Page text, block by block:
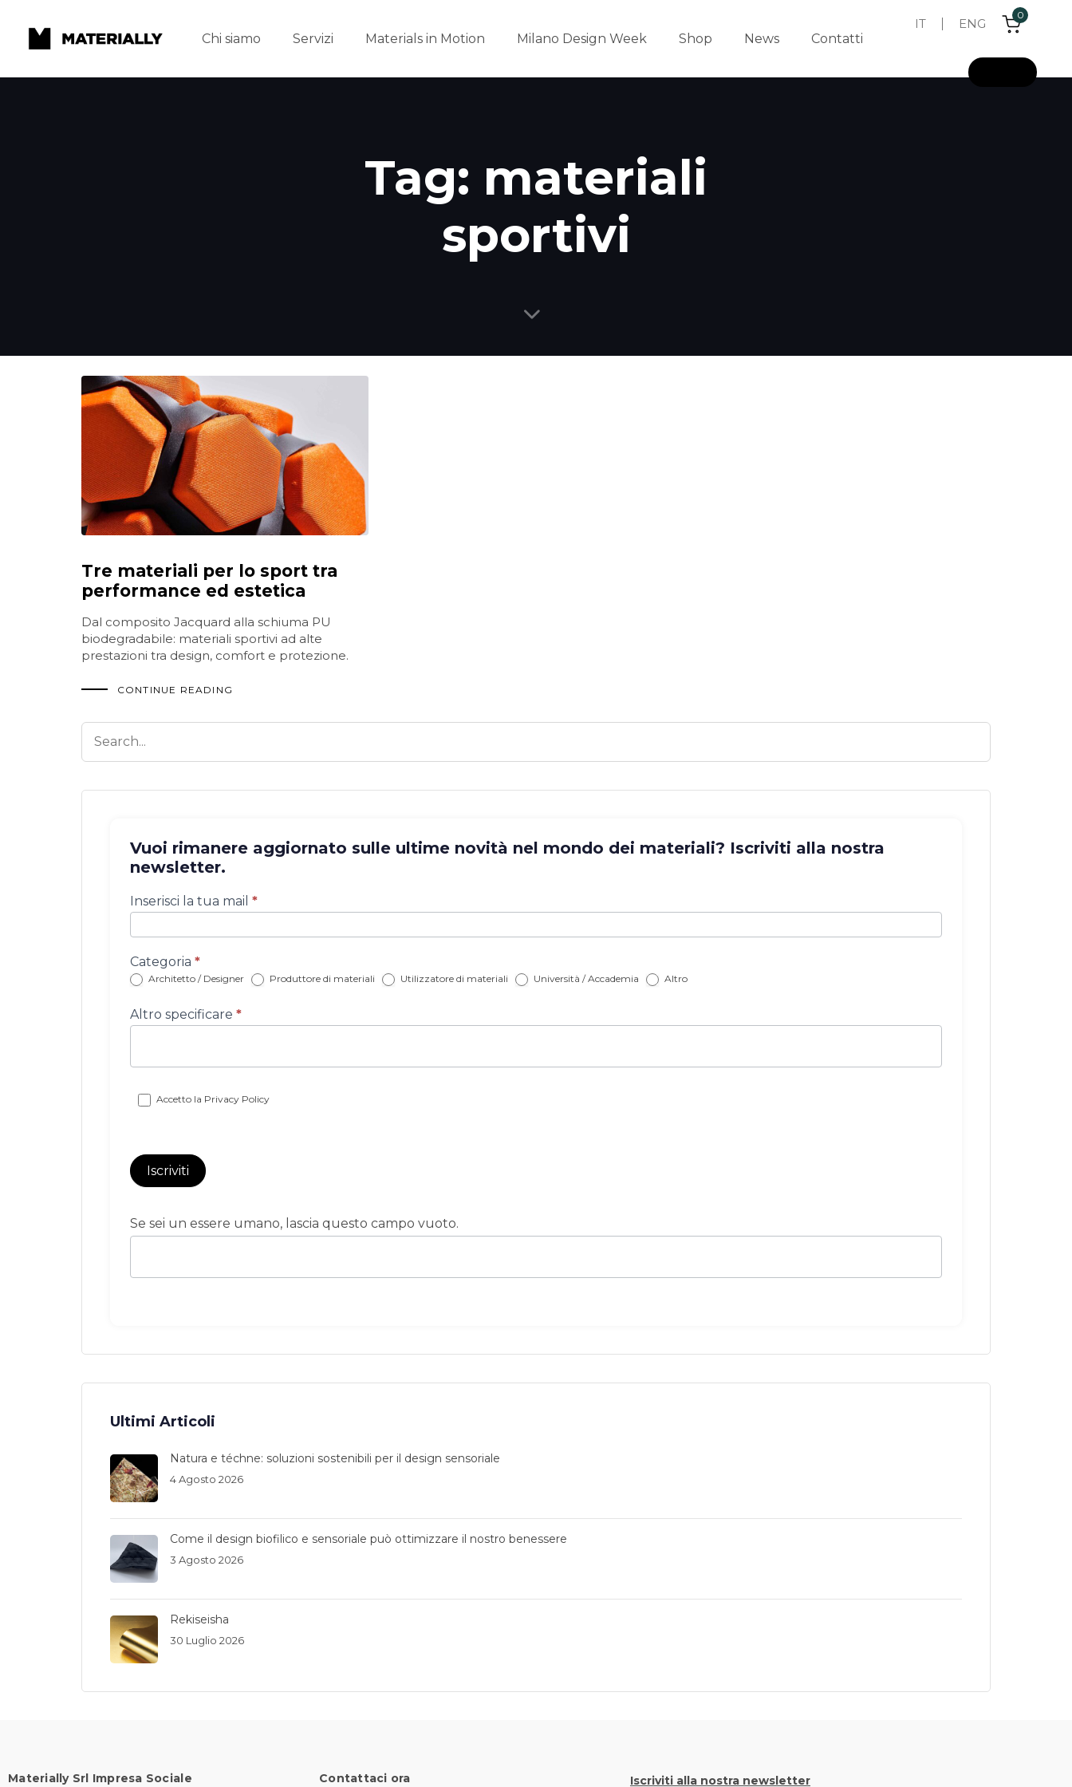
Chi siamo Servizi Materials in Motion Milano Design Week Shop News Contatti
IT ENG
0
Tag: materiali
sportivi
Tre materiali per lo sport tra
performance ed estetica
Dal composito Jacquard alla schiuma PU
biodegradabile: materiali sportivi ad alte
prestazioni tra design, comfort e protezione.
CONTINUE READING
Vuoi rimanere aggiornato sulle ultime novità nel mondo dei materiali? Iscriviti alla nostra
newsletter.
Iscrizione
newsletter
con
Inserisci la tua mail *
Categoria *
Architetto / Designer Produttore di materiali Utilizzatore di materiali Università / Accademia Altro
Altro specificare *
Accetto la Privacy Policy
Iscriviti
Se sei un essere umano, lascia questo campo vuoto.
Ultimi Articoli
Natura e téchne: soluzioni sostenibili per il design sensoriale
4 Agosto 2026
Come il design biofilico e sensoriale può ottimizzare il nostro benessere
3 Agosto 2026
Rekiseisha
30 Luglio 2026
Materially Srl Impresa Sociale Contattaci ora Iscriviti alla nostra newsletter